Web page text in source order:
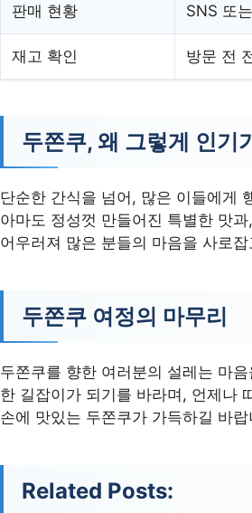
판매 현황 SNS 또
재고 확인 방문 전
두쫀쿠, 왜 그렇게 인기
단순한 간식을 넘어, 많은 이들에게
아마도 정성껏 만들어진 특별한 맛
어우러져 많은 분들의 마음을 사로
두쫀쿠 여정의 마무리
두쫀쿠를 향한 여러분의 설레는 마
한 길잡이가 되기를 바라며, 언제나
손에 맛있는 두쫀쿠가 가득하길 바랍
Related Posts: